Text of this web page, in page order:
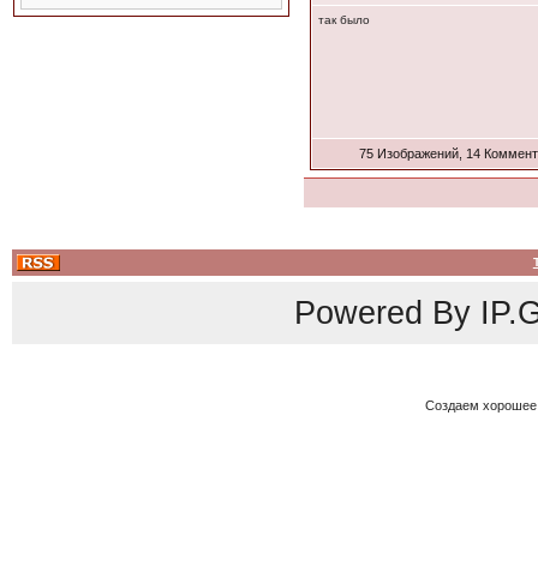
так было
75 Изображений, 14
Powered By
Создаем